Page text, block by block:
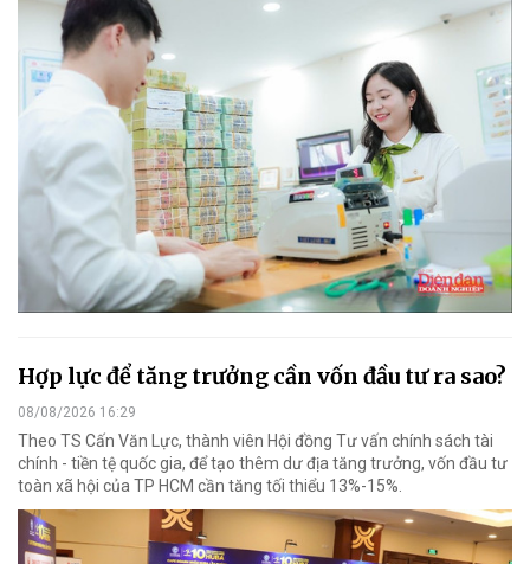
Hợp lực để tăng trưởng cần vốn đầu tư ra sao?
08/08/2026 16:29
Theo TS Cấn Văn Lực, thành viên Hội đồng Tư vấn chính sách tài
chính - tiền tệ quốc gia, để tạo thêm dư địa tăng trưởng, vốn đầu tư
toàn xã hội của TP HCM cần tăng tối thiểu 13%-15%.